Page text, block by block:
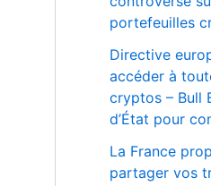
portefeuilles
Directive
accéder à
cryptos – Bull
d’État pour
La France
partager vos